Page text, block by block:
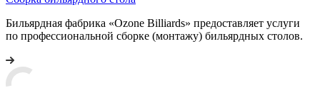
Бильярдная фабрика «Ozone Billiards» предоставляет услуги
по профессиональной сборке (монтажу) бильярдных столов.